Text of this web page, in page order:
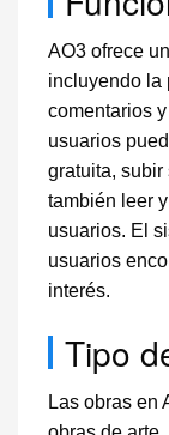
AO3 ofrece
incluyendo la
comentarios
usuarios
gratuita,
también leer
usuarios. El
usuarios
interés.
Tipo
Las obras en